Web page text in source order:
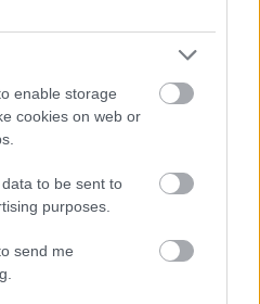
enable storage
cookies on web or
to be sent to
purposes.
send me